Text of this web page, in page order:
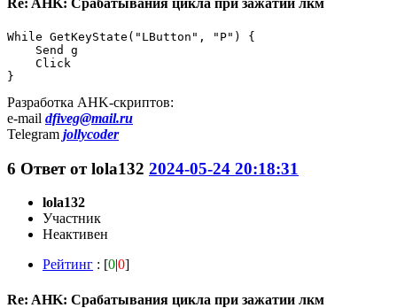
While GetKeyState("LButton", "P") {
    Send g
    Click
}
Разработка AHK-скриптов:
e-mail dfiveg@mail.ru
Telegram jollycoder
6 Ответ отlola132 2024-05-24 20:18:31
lola132
Участник
Неактивен
Рейтинг : [0|0]
Re: AHK: Срабатывания цикла при зажатии лкм